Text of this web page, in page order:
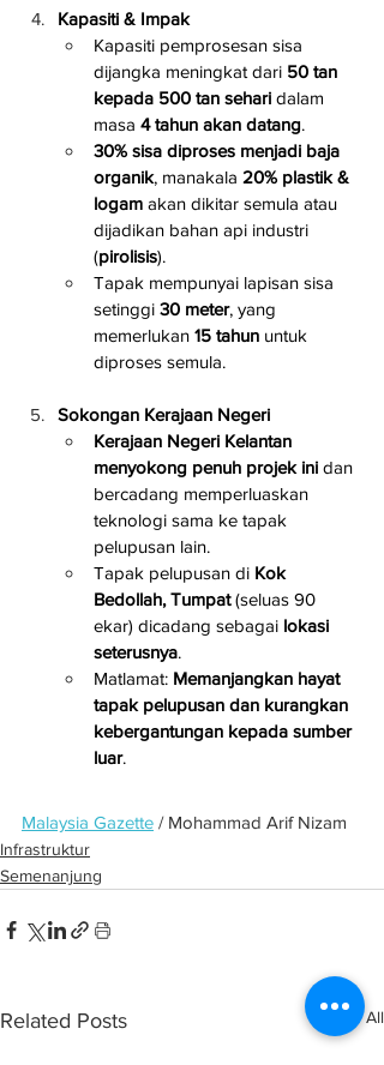
Kapasiti & Impak
Kapasiti pemprosesan sisa
dijangka meningkat dari 50 tan
kepada 500 tan sehari dalam
masa 4 tahun akan datang.
30% sisa diproses menjadi baja
organik, manakala 20% plastik &
logam akan dikitar semula atau
dijadikan bahan api industri
(pirolisis).
Tapak mempunyai lapisan sisa
setinggi 30 meter, yang
memerlukan 15 tahun untuk
diproses semula.
Sokongan Kerajaan Negeri
Kerajaan Negeri Kelantan
menyokong penuh projek ini dan
bercadang memperluaskan
teknologi sama ke tapak
pelupusan lain.
Tapak pelupusan di Kok
Bedollah, Tumpat (seluas 90
ekar) dicadang sebagai lokasi
seterusnya.
Matlamat: Memanjangkan hayat
tapak pelupusan dan kurangkan
kebergantungan kepada sumber
luar.
Malaysia Gazette / Mohammad Arif Nizam
Infrastruktur
Semenanjung
Related Posts See All